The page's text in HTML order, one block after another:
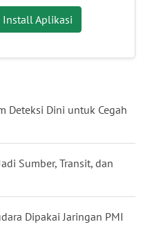
Install Aplikasi
Deteksi Dini untuk Cegah
Sumber, Transit, dan
Dipakai Jaringan PMI